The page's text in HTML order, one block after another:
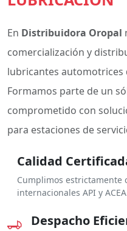
En Distribuidora Oropal
comercialización y
lubricantes automotrices
Formamos parte de un
comprometido con
para estaciones de
Calidad
Cumplimos estrictamente
internacionales API y
Despacho